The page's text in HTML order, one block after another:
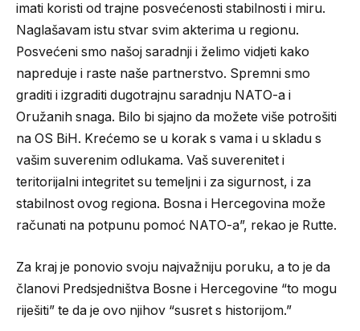
imati koristi od trajne posvećenosti stabilnosti i miru.
Naglašavam istu stvar svim akterima u regionu.
Posvećeni smo našoj saradnji i želimo vidjeti kako
napreduje i raste naše partnerstvo. Spremni smo
graditi i izgraditi dugotrajnu saradnju NATO-a i
Oružanih snaga. Bilo bi sjajno da možete više potrošiti
na OS BiH. Krećemo se u korak s vama i u skladu s
vašim suverenim odlukama. Vaš suverenitet i
teritorijalni integritet su temeljni i za sigurnost, i za
stabilnost ovog regiona. Bosna i Hercegovina može
računati na potpunu pomoć NATO-a”, rekao je Rutte.
Za kraj je ponovio svoju najvažniju poruku, a to je da
članovi Predsjedništva Bosne i Hercegovine “to mogu
riješiti” te da je ovo njihov “susret s historijom.”